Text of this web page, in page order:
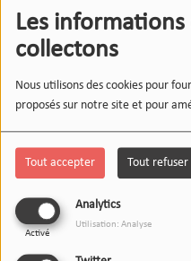
Les
collectons
Nous utilisons des cookies pour
proposés sur notre site et pour
Tout accepter Tout refuser
Analytics
Activé
Utilisation: Analyse